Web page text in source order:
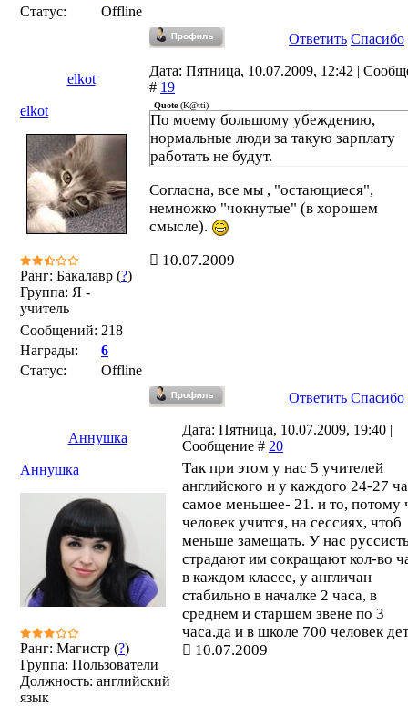
Статус:
Offline
Ответить Спасибо
elkot
Дата: Пятница, 10.07.2009, 12:42 |
# 19
elkot
Ранг: Бакалавр (?)
Группа: Я -
учитель
Сообщений: 218
Награды:
6
Статус:
Offline
Quote(K@tti)
По моему большому убеждению,
нормальные люди за такую зарплату
работать не будут.
Согласна, все мы , "остающиеся",
немножко "чокнутые" (в хорошем
смысле).
10.07.2009
Ответить Спасибо
Аннушка
Дата: Пятница, 10.07.2009, 19:40 |
Сообщение # 20
Аннушка
Ранг: Магистр (?)
Группа: Пользователи
Должность: английский
язык
Так при этом у нас 5 учителей
английского и у каждого 24-27
самое меньшее- 21. и то, потому
человек учится, на сессиях, чтоб
меньше замещать. У нас
страдают им сокращают кол-во
в каждом классе, у англичан
стабильно в началке 2 часа, в
среднем и старшем звене по 3
часа.да и в школе 700 человек
10.07.2009